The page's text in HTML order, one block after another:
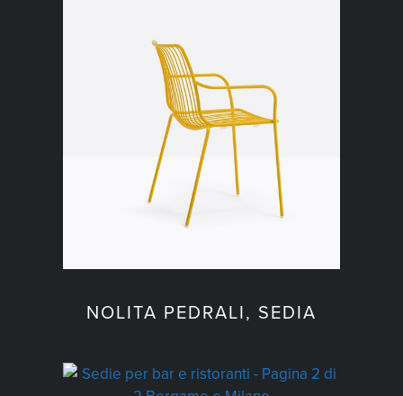
NOLITA PEDRALI, SEDIA